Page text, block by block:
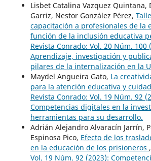
Lisbet Catalina Vazquez Quintana,
Garriz, Nestor González Pérez,
capacitación a profesionales de la
función de la inclusión educativa
Revista Conrado: Vol. 20 Núm. 100
Aprendizaje, investigación y
pilares de la internalización en la
Maydel Angueira Gato, La
para la atención educativa y
Revista Conrado: Vol. 19 Núm. 92
Competencias digitales en la
herramientas para su desarrollo.
Adrián Alejandro Alvaracín Jarrín,
Espinosa Pico, Efecto de los
en la educación de los prisioneros ,
Vol. 19 Núm. 92 (2023):